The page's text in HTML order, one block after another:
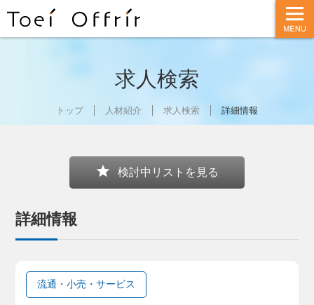
t
o
g
g
求人検索
トップ 人材紹介 求人検索 詳細情報
star 検討中リストを見る
詳細情報
流通・小売・サービス